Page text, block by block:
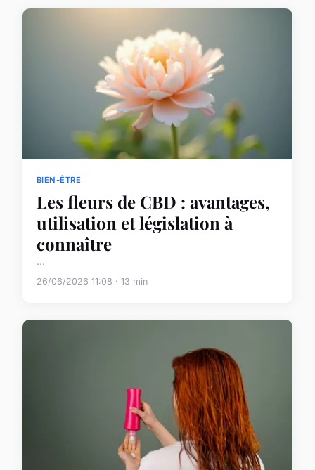
BIEN-ÊTRE
Les fleurs de CBD : avantages,
utilisation et législation à
connaître
...
26/06/2026 11:08 · 13 min